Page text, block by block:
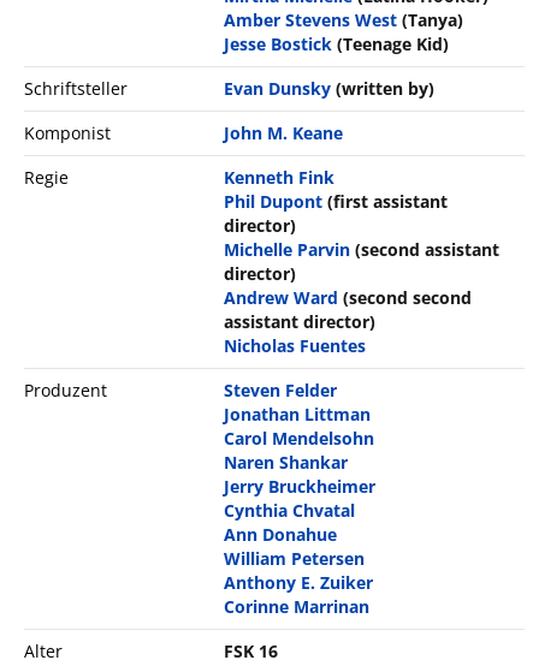
Amber Stevens West (Tanya)
Jesse Bostick (Teenage Kid)
Schriftsteller
Evan Dunsky (written by)
Komponist
John M. Keane
Regie
Kenneth Fink
Phil Dupont (first assistant
director)
Michelle Parvin (second assistant
director)
Andrew Ward (second second
assistant director)
Nicholas Fuentes
Produzent
Steven Felder
Jonathan Littman
Carol Mendelsohn
Naren Shankar
Jerry Bruckheimer
Cynthia Chvatal
Ann Donahue
William Petersen
Anthony E. Zuiker
Corinne Marrinan
Alter
FSK 16